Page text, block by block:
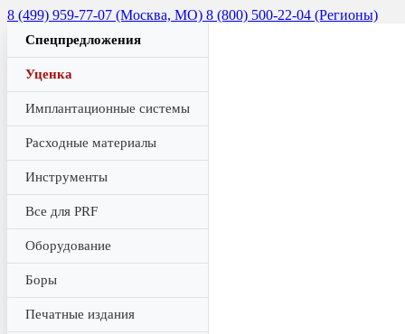
8 (499) 959-77-07 (Москва, МО) 8 (800) 500-22-04 (Регионы)
Спецпредложения
Уценка
Имплантационные системы
Расходные материалы
Инструменты
Все для PRF
Оборудование
Боры
Печатные издания